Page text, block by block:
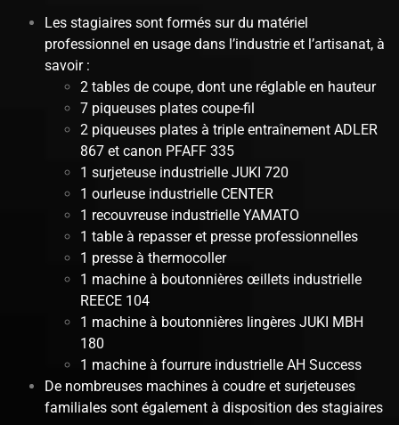
Les stagiaires sont formés sur du matériel
professionnel en usage dans l’industrie et l’artisanat, à
savoir :
2 tables de coupe, dont une réglable en hauteur
7 piqueuses plates coupe-fil
2 piqueuses plates à triple entraînement ADLER
867 et canon PFAFF 335
1 surjeteuse industrielle JUKI 720
1 ourleuse industrielle CENTER
1 recouvreuse industrielle YAMATO
1 table à repasser et presse professionnelles
1 presse à thermocoller
1 machine à boutonnières œillets industrielle
REECE 104
1 machine à boutonnières lingères JUKI MBH
180
1 machine à fourrure industrielle AH Success
De nombreuses machines à coudre et surjeteuses
familiales sont également à disposition des stagiaires